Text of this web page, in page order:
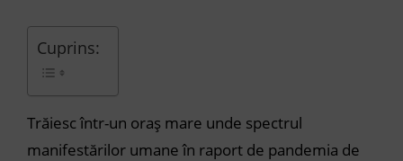
Cuprins:
Trăiesc într-un oraș mare unde spectrul
manifestărilor umane în raport de pandemia de